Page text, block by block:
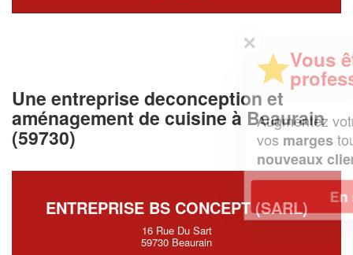
Une entreprise deconception et
aménagement de cuisine à Beaurain
(59730)
ENTREPRISE BS CONCEPT (SARL)
16 Rue Du Sart
59730 Beaurain
professionnel ?
Augmentez votrechiffre d'affaireset
tout en gagnant de